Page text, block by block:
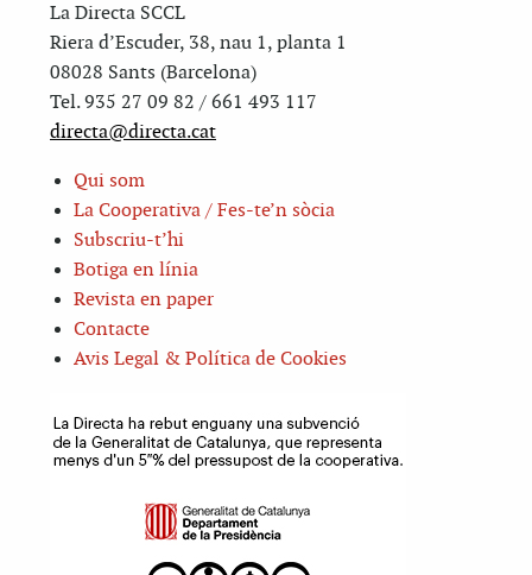
La Directa SCCL
Riera d’Escuder, 38, nau 1, planta 1
08028 Sants (Barcelona)
Tel. 935 27 09 82 / 661 493 117
directa@directa.cat
Qui som
La Cooperativa / Fes-te’n sòcia
Subscriu-t’hi
Botiga en línia
Revista en paper
Contacte
Avis Legal & Política de Cookies